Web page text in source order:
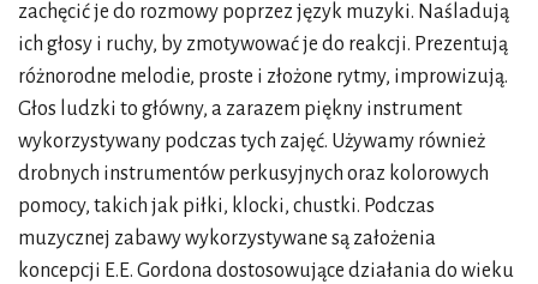
zachęcić je do rozmowy poprzez język muzyki. Naśladują
ich głosy i ruchy, by zmotywować je do reakcji. Prezentują
różnorodne melodie, proste i złożone rytmy, improwizują.
Głos ludzki to główny, a zarazem piękny instrument
wykorzystywany podczas tych zajęć. Używamy również
drobnych instrumentów perkusyjnych oraz kolorowych
pomocy, takich jak piłki, klocki, chustki. Podczas
muzycznej zabawy wykorzystywane są założenia
koncepcji E.E. Gordona dostosowujące działania do wieku